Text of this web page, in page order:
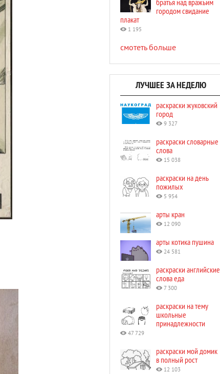
братья над вражьим
городом свидание
плакат
1 195
смотеть больше
ЛУЧШЕЕ ЗА НЕДЕЛЮ
раскраски жуковский
город
9 327
раскраски словарные
слова
15 038
раскраски на день
пожилых
5 954
арты кран
12 090
арты котика пушина
24 581
раскраски английские
слова еда
7 300
раскраски на тему
школьные
принадлежности
47 729
раскраски мой домик
в полный рост
12 103